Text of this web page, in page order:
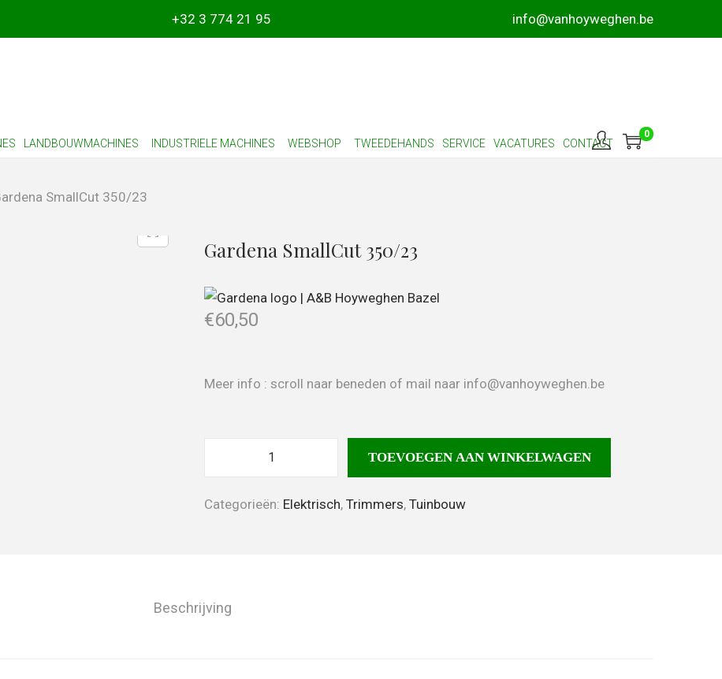
+32 3 774 21 95 info@vanhoyweghen.be
LANDBOUWMACHINES INDUSTRIELE MACHINES WEBSHOP TWEEDEHANDS SERVICE VACATURES CONTACT
0
SmallCut 350/23
Gardena SmallCut 350/23
€60,50
Meer info : scroll naar beneden of mail naar info@vanhoyweghen.be
TOEVOEGEN AAN WINKELWAGEN
Categorieën: Elektrisch, Trimmers, Tuinbouw
Beschrijving